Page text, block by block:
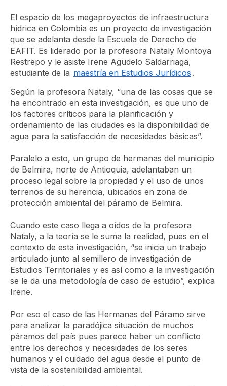
El espacio de los megaproyectos de infraestructura
hídrica en Colombia es un proyecto de investigación
que se adelanta desde la Escuela de Derecho de
EAFIT. Es liderado por la profesora Nataly Montoya
Restrepo y le asiste Irene Agudelo Saldarriaga,
estudiante de la maestría en Estudios Jurídicos .
Según la profesora Nataly, “una de las cosas que se
ha encontrado en esta investigación, es que uno de
los factores críticos para la planificación y
ordenamiento de las ciudades es la disponibilidad de
agua para la satisfacción de necesidades básicas”.
Paralelo a esto, un grupo de hermanas del municipio
de Belmira, norte de Antioquia, adelantaban un
proceso legal sobre la propiedad y el uso de unos
terrenos de su herencia, ubicados en zona de
protección ambiental del páramo de Belmira.
Cuando este caso llega a oídos de la profesora
Nataly, a la teoría se le suma la realidad, pues en el
contexto de esta investigación, “se inicia un trabajo
articulado junto al semillero de investigación de
Estudios Territoriales y es así como a la investigación
se le da una metodología de caso de estudio”, explica
Irene.
Por eso el caso de las Hermanas del Páramo sirve
para analizar la paradójica situación de muchos
páramos del país pues parece haber un conflicto
entre los derechos y necesidades de los seres
humanos y el cuidado del agua desde el punto de
vista de la sostenibilidad ambiental.